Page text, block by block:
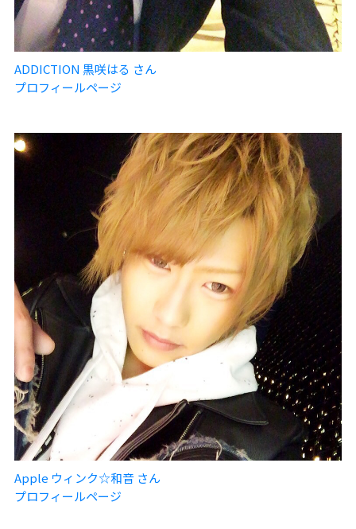
ADDICTION 黒咲はる さん
プロフィールページ
Apple ウィンク☆和音 さん
プロフィールページ